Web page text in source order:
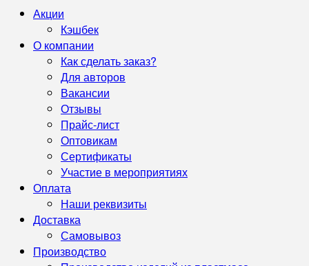
Акции
Кэшбек
О компании
Как сделать заказ?
Для авторов
Вакансии
Отзывы
Прайс-лист
Оптовикам
Сертификаты
Участие в мероприятиях
Оплата
Наши реквизиты
Доставка
Самовывоз
Производство